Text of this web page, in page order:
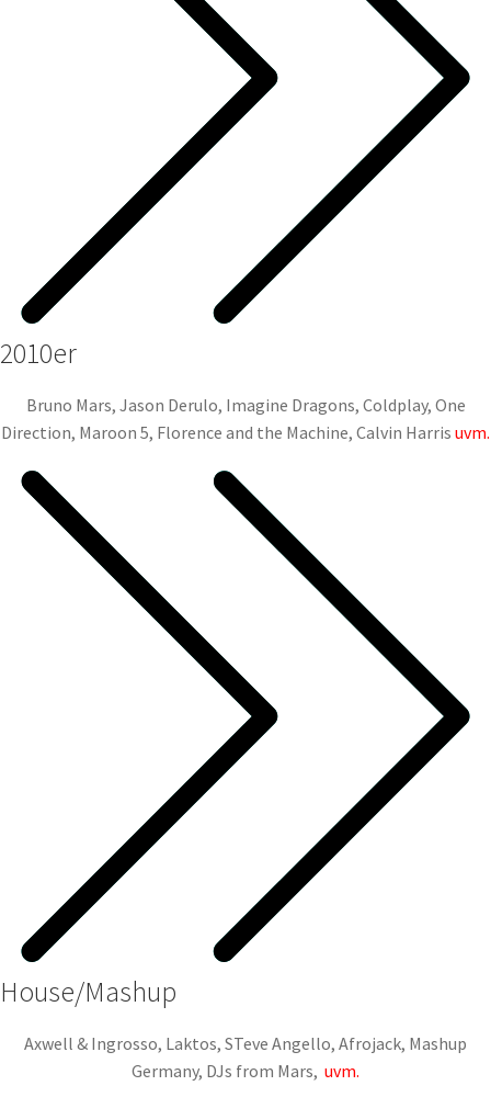
2010er
Bruno Mars, Jason Derulo, Imagine Dragons, Coldplay, One
Direction, Maroon 5, Florence and the Machine, Calvin Harris uvm.
House/Mashup
Axwell & Ingrosso, Laktos, STeve Angello, Afrojack, Mashup
Germany, DJs from Mars, uvm.